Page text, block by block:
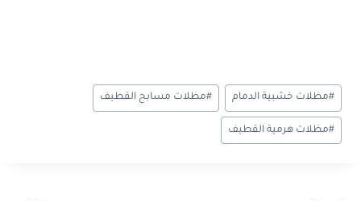
وسوم
المقال:
#مظلات خشبية الدمام #مظلات مسابح القطيف
#مظلات هرمية القطيف